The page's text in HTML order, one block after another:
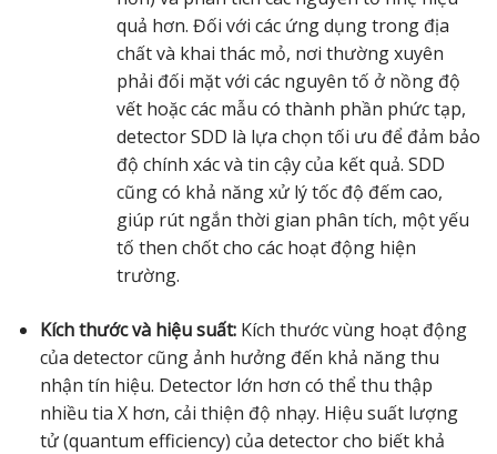
quả hơn. Đối với các ứng dụng trong địa
chất và khai thác mỏ, nơi thường xuyên
phải đối mặt với các nguyên tố ở nồng độ
vết hoặc các mẫu có thành phần phức tạp,
detector SDD là lựa chọn tối ưu để đảm bảo
độ chính xác và tin cậy của kết quả. SDD
cũng có khả năng xử lý tốc độ đếm cao,
giúp rút ngắn thời gian phân tích, một yếu
tố then chốt cho các hoạt động hiện
trường.
Kích thước và hiệu suất:Kích thước vùng hoạt động
của detector cũng ảnh hưởng đến khả năng thu
nhận tín hiệu. Detector lớn hơn có thể thu thập
nhiều tia X hơn, cải thiện độ nhạy. Hiệu suất lượng
tử (quantum efficiency) của detector cho biết khả